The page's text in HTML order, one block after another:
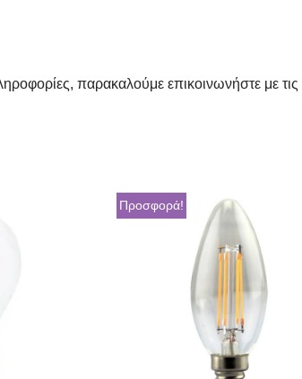
παρακαλούμε επικοινωνήστε με
Προσφορά!